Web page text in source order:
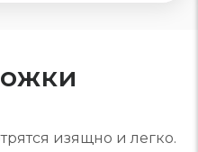
изящно и легко.